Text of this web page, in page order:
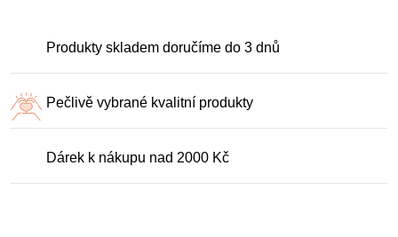
Produkty skladem doručíme do 3 dnů
Pečlivě vybrané kvalitní produkty
Dárek k nákupu nad 2000 Kč